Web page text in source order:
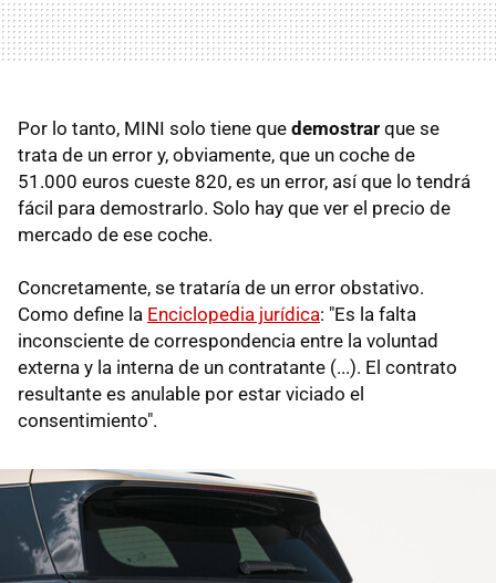
Por lo tanto, MINI solo tiene que demostrar que se
trata de un error y, obviamente, que un coche de
51.000 euros cueste 820, es un error, así que lo tendrá
fácil para demostrarlo. Solo hay que ver el precio de
mercado de ese coche.
Concretamente, se trataría de un error obstativo.
Como define la Enciclopedia jurídica: "Es la falta
inconsciente de correspondencia entre la voluntad
externa y la interna de un contratante (...). El contrato
resultante es anulable por estar viciado el
consentimiento".